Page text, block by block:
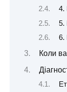
4.
5.
6.
Коли